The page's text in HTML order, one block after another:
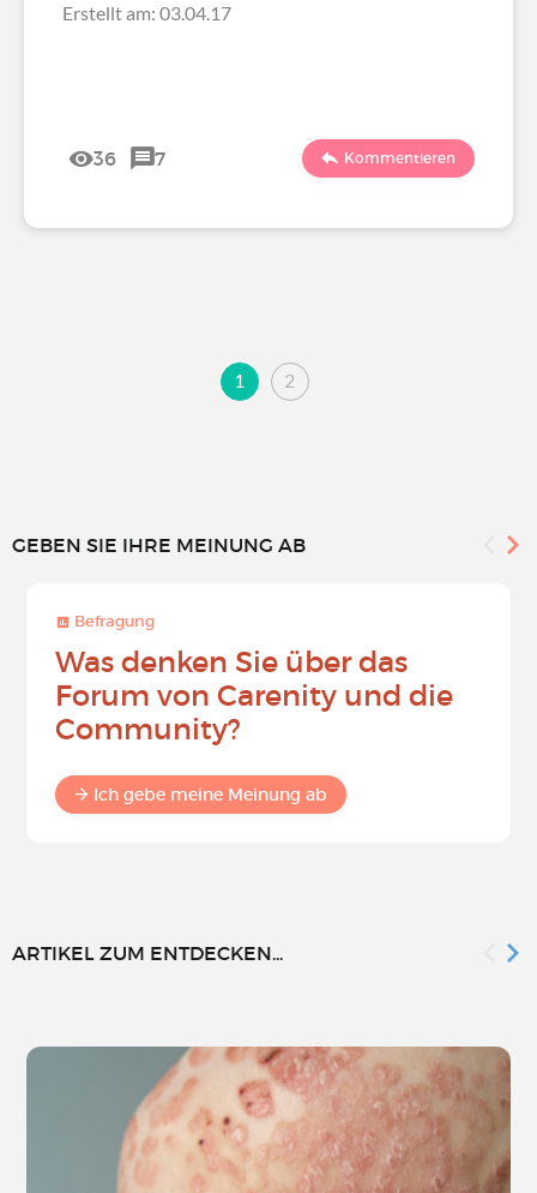
Erstellt am: 03.04.17
36 7 Kommentieren
1 2
GEBEN SIE IHRE MEINUNG AB
Befragung
Was denken Sie über das
Forum von Carenity und die
Community?
Ich gebe meine Meinung ab
ARTIKEL ZUM ENTDECKEN...